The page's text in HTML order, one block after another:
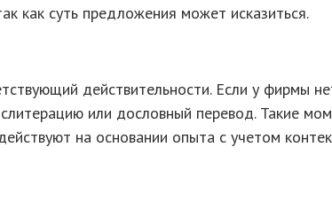
как суть предложения может исказиться.
действительности. Если у фирмы
или дословный перевод. Такие
на основании опыта с учетом